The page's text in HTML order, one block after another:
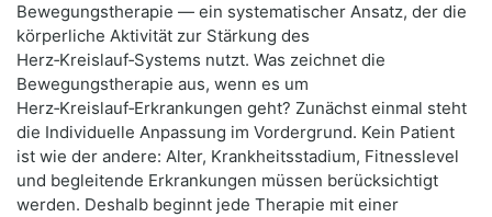
Bewegungstherapie — ein systematischer Ansatz, der die
körperliche Aktivität zur Stärkung des
Herz‑Kreislauf‑Systems nutzt. Was zeichnet die
Bewegungstherapie aus, wenn es um
Herz‑Kreislauf‑Erkrankungen geht? Zunächst einmal steht
die Individuelle Anpassung im Vordergrund. Kein Patient
ist wie der andere: Alter, Krankheitsstadium, Fitnesslevel
und begleitende Erkrankungen müssen berücksichtigt
werden. Deshalb beginnt jede Therapie mit einer